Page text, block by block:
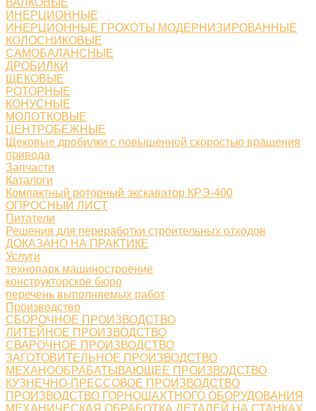
ВАЛКОВЫЕ
ИНЕРЦИОННЫЕ
ИНЕРЦИОННЫЕ ГРОХОТЫ МОДЕРНИЗИРОВАННЫЕ
КОЛОСНИКОВЫЕ
САМОБАЛАНСНЫЕ
ДРОБИЛКИ
ЩЕКОВЫЕ
РОТОРНЫЕ
КОНУСНЫЕ
МОЛОТКОВЫЕ
ЦЕНТРОБЕЖНЫЕ
Щековые дробилки с повышенной скоростью вращения
привода
Запчасти
Каталоги
Компактный роторный экскаватор КРЭ-400
ОПРОСНЫЙ ЛИСТ
Питатели
Решения для переработки строительных отходов
ДОКАЗАНО НА ПРАКТИКЕ
Услуги
технопарк машиностроение
конструкторское бюро
перечень выполняемых работ
Производство
СБОРОЧНОЕ ПРОИЗВОДСТВО
ЛИТЕЙНОЕ ПРОИЗВОДСТВО
СВАРОЧНОЕ ПРОИЗВОДСТВО
ЗАГОТОВИТЕЛЬНОЕ ПРОИЗВОДСТВО
МЕХАНООБРАБАТЫВАЮЩЕЕ ПРОИЗВОДСТВО
КУЗНЕЧНО-ПРЕССОВОЕ ПРОИЗВОДСТВО
ПРОИЗВОДСТВО ГОРНОШАХТНОГО ОБОРУДОВАНИЯ
МЕХАНИЧЕСКАЯ ОБРАБОТКА ДЕТАЛЕЙ НА СТАНКАХ